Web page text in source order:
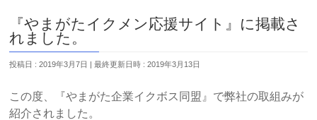
『やまがたイクメン応援サイト』に掲載さ
れました。
投稿日 : 2019年3月7日 最終更新日時 : 2019年3月13日
この度、『やまがた企業イクボス同盟』で弊社の取組みが
紹介されました。